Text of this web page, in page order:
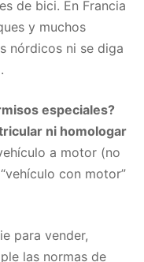
de bici. En Francia
y muchos
nórdicos ni se diga
especiales?
ni homologar
a motor (no
con motor”
para vender,
las normas de